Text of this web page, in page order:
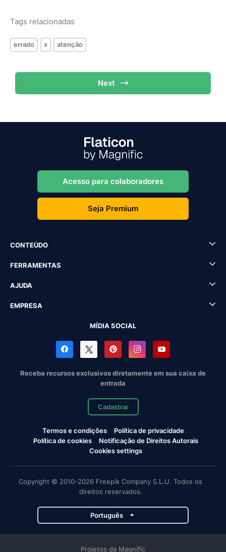
Tags relacionadas
errado x atenção
Next
Acesso para colaboradores
Seja Premium
CONTEÚDO
FERRAMENTAS
AJUDA
EMPRESA
MÍDIA SOCIAL
Receba recursos exclusivos diretamente em sua caixa de
entrada
Cadastrar
Termos e condições
Política de privacidade
Política de cookies
Notificação de Direitos Autorais
Cookies settings
Copyright © 2010-2026 Freepik Company S.L.U. Todos os
direitos reservados.
Português
Projetos da Magnific